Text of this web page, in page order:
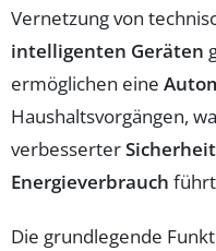
Vernetzung von
intelligenten Geräten
ermöglichen eine
Haushaltsvorgängen,
verbesserterSicherheit
Energieverbrauch
Die grundlegende